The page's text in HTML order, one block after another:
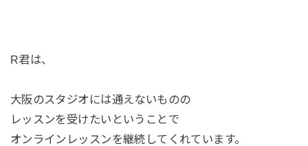
R君は、
大阪のスタジオには通えないものの
レッスンを受けたいということで
オンラインレッスンを継続してくれています。⁡